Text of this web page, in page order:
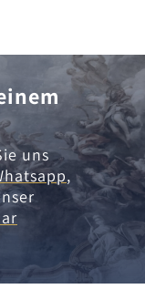
uns
,